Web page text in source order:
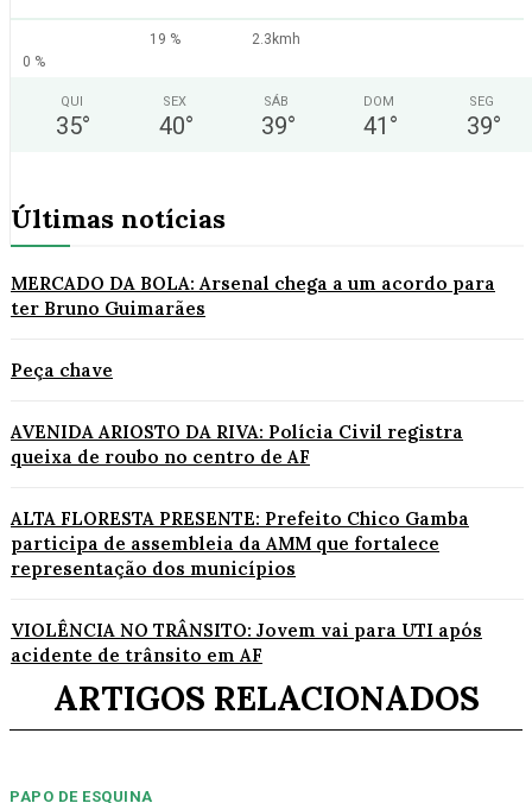
19 %
2.3kmh
0 %
QUI
35°
SEX
40°
SÁB
39°
DOM
41 °
SEG
39°
Últimas notícias
MERCADO DA BOLA: Arsenal chega a um acordo para
ter Bruno Guimarães
Peça chave
AVENIDA ARIOSTO DA RIVA: Polícia Civil registra
queixa de roubo no centro de AF
ALTA FLORESTA PRESENTE: Prefeito Chico Gamba
participa de assembleia da AMM que fortalece
representação dos municípios
VIOLÊNCIA NO TRÂNSITO: Jovem vai para UTI após
acidente de trânsito em AF
ARTIGOS RELACIONADOS
PAPO DE ESQUINA